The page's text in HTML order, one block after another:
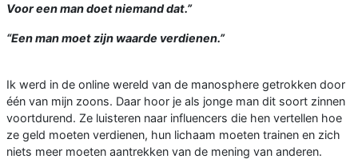
Voor een man doet niemand dat.”
“Een man moet zijn waarde verdienen.”
Ik werd in de online wereld van de manosphere getrokken door
één van mijn zoons. Daar hoor je als jonge man dit soort zinnen
voortdurend. Ze luisteren naar influencers die hen vertellen hoe
ze geld moeten verdienen, hun lichaam moeten trainen en zich
niets meer moeten aantrekken van de mening van anderen.